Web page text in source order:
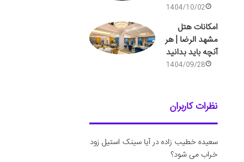
1404/10/02
امکانات هتل
مشهد الرضا | هر
آنچه باید بدانید
1404/09/28
نظرات کاربران
سعیده خطیب زادهدرآیا سینک استیل زود
خراب می شود؟